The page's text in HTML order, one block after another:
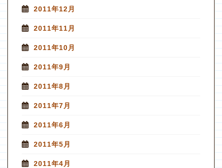
2011年12月
2011年11月
2011年10月
2011年9月
2011年8月
2011年7月
2011年6月
2011年5月
2011年4月